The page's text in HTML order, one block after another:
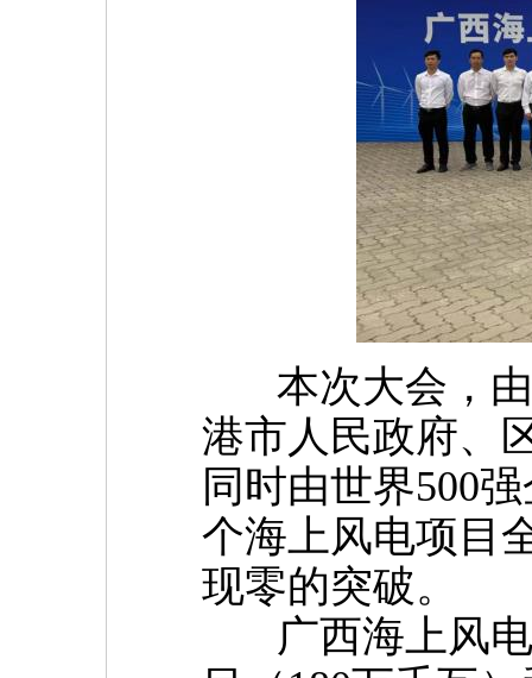
本次大会，由
港市人民政府、
同时由世界500
个海上风电项目
现零的突破。
广西海上风电